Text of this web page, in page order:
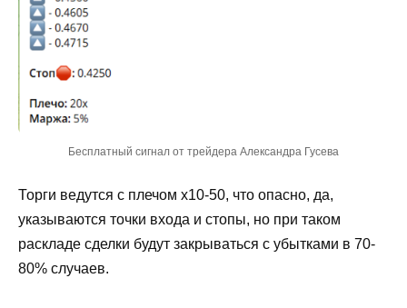
Бесплатный сигнал от трейдера Александра Гусева
Торги ведутся с плечом х10-50, что опасно, да,
указываются точки входа и стопы, но при таком
раскладе сделки будут закрываться с убытками в 70-
80% случаев.